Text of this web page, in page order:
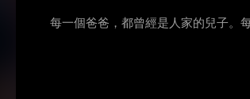
每一個爸爸，都曾經是人家的兒子。